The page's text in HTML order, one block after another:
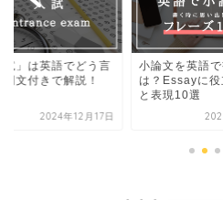
文を英語で書くに
Essayに役立つ構成
2025年1月10日
サッカー観戦で
語表現まとめ
らに楽しもう！